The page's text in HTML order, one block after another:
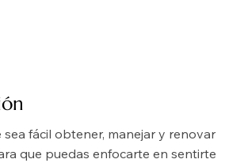
sea fácil obtener, manejar y renovar
que puedas enfocarte en sentirte